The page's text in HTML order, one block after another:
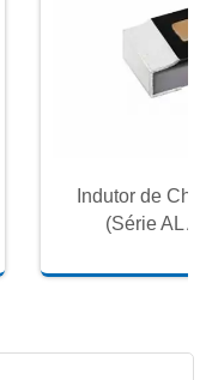
Indutor de
(Série AL